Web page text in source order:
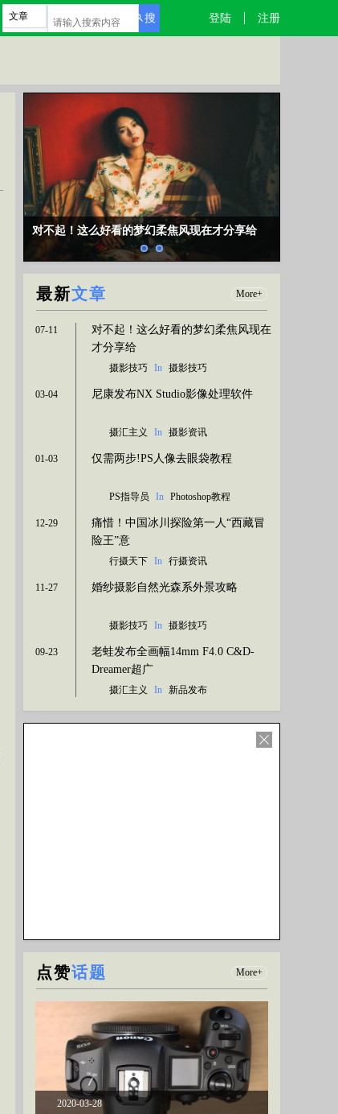
文章 搜 登陆 注册
对不起！这么好看的梦幻柔焦风现在才分享给
过程比结果重要 77岁依然热爱摄影
日本数码相机业的盛衰与转型
通过美食了解文化，美食摄影不止那么简单！
最新文章 More+
07-11
对不起！这么好看的梦幻柔焦风现在
才分享给
摄影技巧 In 摄影技巧
03-04 尼康发布NX Studio影像处理软件
摄汇主义 In 摄影资讯
01-03 仅需两步!PS人像去眼袋教程
PS指导员 In Photoshop教程
12-29
痛惜！中国冰川探险第一人“西藏冒
险王”意
行摄天下 In 行摄资讯
11-27 婚纱摄影自然光森系外景攻略
摄影技巧 In 摄影技巧
09-23
老蛙发布全画幅14mm F4.0 C&D-
Dreamer超广
摄汇主义 In 新品发布
点赞话题 More+
2020-03-28